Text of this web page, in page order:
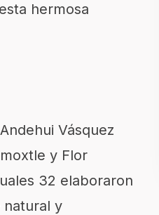
hermosa
Vásquez
y Flor
32 elaboraron
natural y